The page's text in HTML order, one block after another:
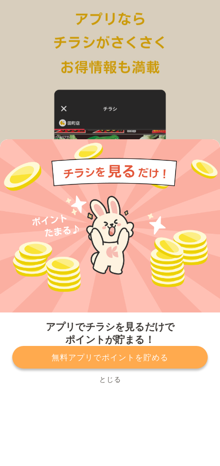
アプリでチラシを見るだけで
ポイントが貯まる！
無料アプリでポイントを貯める
とじる
プライバシーポリシー 利用規約
運営会社
サービスに関してのお問い合わせ